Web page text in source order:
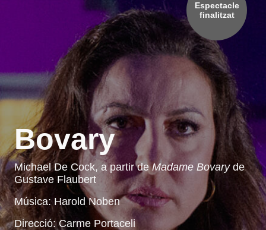
Espectacle
finalitzat
Bovary
Michael De Cock, a partir deMadame Bovaryde
Gustave Flaubert
Música: Harold Noben
Direcció: Carme Portaceli